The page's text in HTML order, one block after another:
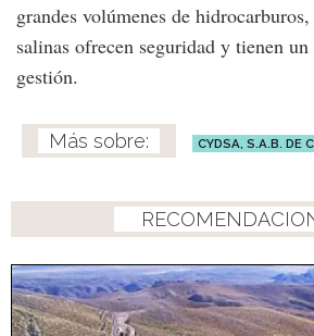
grandes volúmenes de
salinas ofrecen seguridad y tienen
gestión.
CYDSA, S.A.B. DE